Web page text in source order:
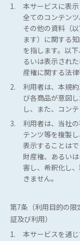
1.
本サービスに表
全てのコンテン
その他の資料（
ます）に関する
を指します。以
るいは表示され
産権に関する法
2.
利用者は、本規
び各商品が意図
し、また、コン
3.
利用者は、当社
テンツ等を複製
表示することは
財産権、あるい
害し、希釈化し
きません。
第7条（利用目的の限
証及び利用）
1.
本サービスを通